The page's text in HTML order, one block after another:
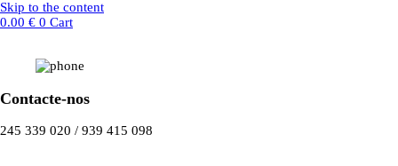
Skip to the content
0.00 € 0 Cart
Contacte-nos
245 339 020 / 939 415 098